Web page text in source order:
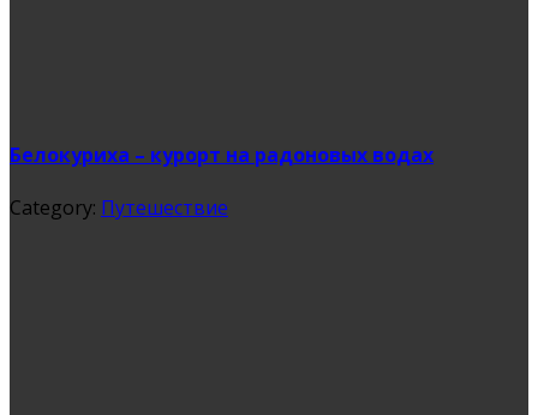
Белокуриха – курорт на радоновых водах
Category: Путешествие